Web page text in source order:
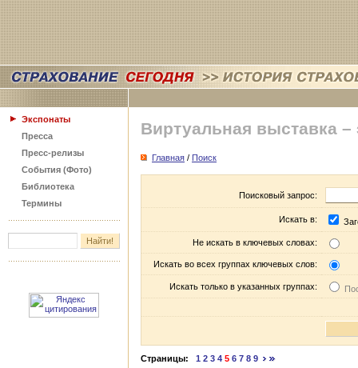
Экспонаты
Пресса
Пресс-релизы
События (Фото)
Библиотека
Термины
Виртуальная выставка –
Главная / Поиск
Поисковый запрос:
Искать в:
Не искать в ключевых словах:
Искать во всех группах ключевых слов:
Искать только в указанных группах:
Страницы: 1 2 3 4 5 6 7 8 9